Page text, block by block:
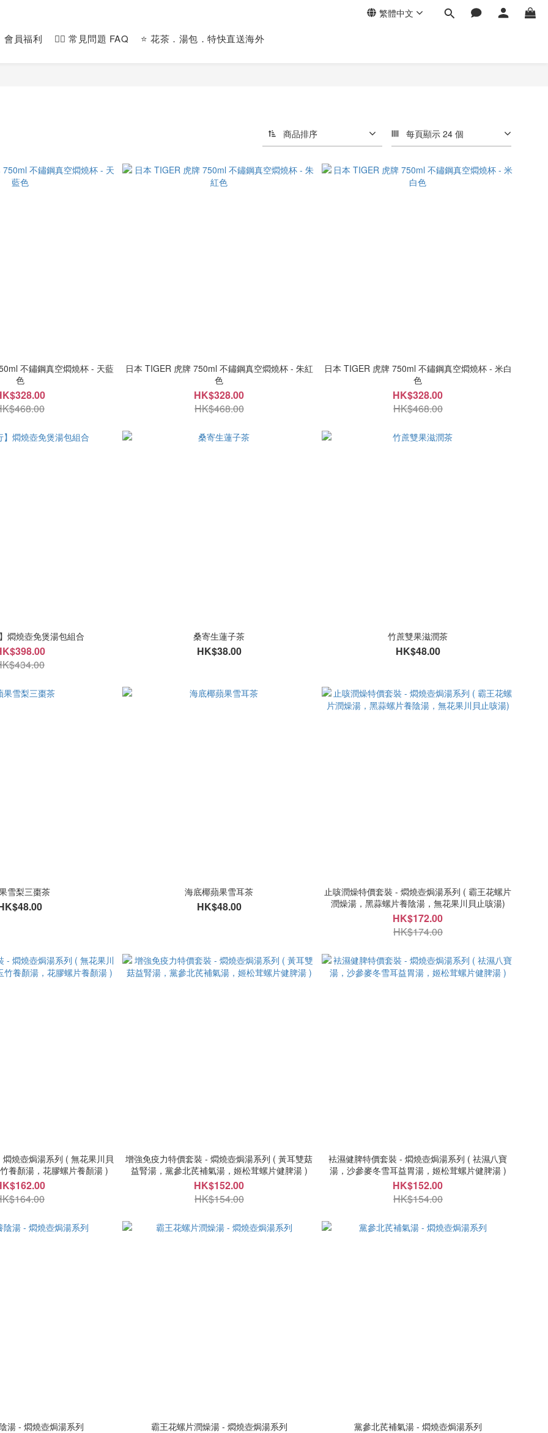
繁體中文
會員福利 🙋‍♀️ 常見問題 FAQ ⭐️ 花茶．湯包．特快直送海外
商品排序 每頁顯示 24 個
不鏽鋼真空燜燒杯 - 天藍
色
日本 TIGER 虎牌 750ml 不鏽鋼真空燜燒杯 - 朱紅
色
HK$328.00
HK$468.00
日本 TIGER 虎牌 750ml 不鏽鋼真空燜燒杯 - 米白
色
HK$328.00
HK$468.00
燜燒壺免煲湯包組合 桑寄生蓮子茶
HK$38.00
竹蔗雙果滋潤茶
HK$48.00
雪梨三棗茶 海底椰蘋果雪耳茶
HK$48.00
止咳潤燥特價套裝 - 燜燒壺焗湯系列 ( 霸王花螺片
潤燥湯，黑蒜螺片養陰湯，無花果川貝止咳湯)
HK$172.00
HK$174.00
養顏湯，花膠螺片養顏湯 )
增強免疫力特價套裝 - 燜燒壺焗湯系列 ( 黃耳雙菇
益腎湯，黨參北芪補氣湯，姬松茸螺片健脾湯 )
HK$152.00
HK$154.00
袪濕健脾特價套裝 - 燜燒壺焗湯系列 ( 祛濕八寶
湯，沙參麥冬雪耳益胃湯，姬松茸螺片健脾湯 )
HK$152.00
HK$154.00
湯 - 燜燒壺焗湯系列 霸王花螺片潤燥湯 - 燜燒壺焗湯系列 黨參北芪補氣湯 - 燜燒壺焗湯系列